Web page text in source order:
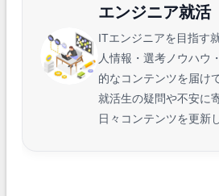
エンジニア就活
ITエンジニアを目指す
人情報・選考ノウハウ
的なコンテンツを届け
就活生の疑問や不安に
日々コンテンツを更新